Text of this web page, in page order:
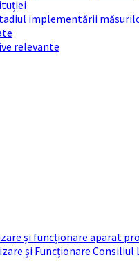
implementării
relevante
și funcționare aparat
și Funcționare Consiliul